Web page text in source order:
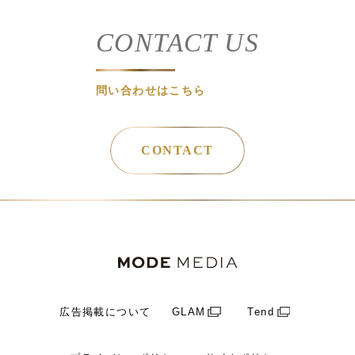
問い合わせはこちら
CONTACT US
CONTACT
広告掲載について GLAM Tend